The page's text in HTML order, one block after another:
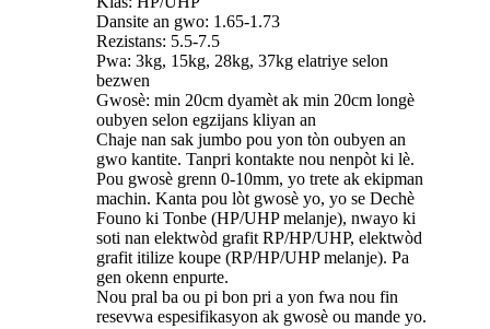
Dansite an gwo: 1.65-1.73
Rezistans: 5.5-7.5
Pwa: 3kg, 15kg, 28kg, 37kg elatriye selon
bezwen
Gwosè: min 20cm dyamèt ak min 20cm longè
oubyen selon egzijans kliyan an
Chaje nan sak jumbo pou yon tòn oubyen an
gwo kantite. Tanpri kontakte nou nenpòt ki lè.
Pou gwosè grenn 0-10mm, yo trete ak ekipman
machin. Kanta pou lòt gwosè yo, yo se Dechè
Founo ki Tonbe (HP/UHP melanje), nwayo ki
soti nan elektwòd grafit RP/HP/UHP, elektwòd
grafit itilize koupe (RP/HP/UHP melanje). Pa
gen okenn enpurte.
Nou pral ba ou pi bon pri a yon fwa nou fin
resevwa espesifikasyon ak gwosè ou mande yo.